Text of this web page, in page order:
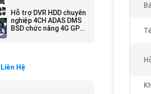
Hỗ trợ DVR HDD chuyên
nghiệp 4CH ADAS DMS
BSD chức năng 4G GPS
Hệ